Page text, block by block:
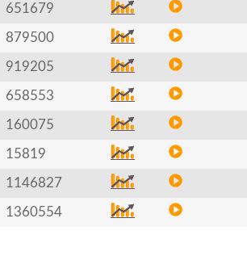
651679
879500
919205
658553
160075
15819
1146827
1360554